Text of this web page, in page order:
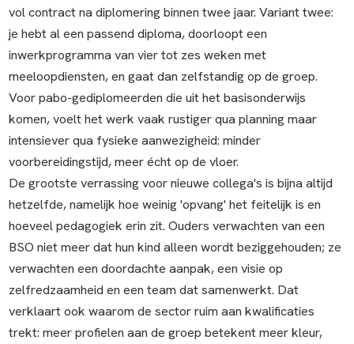
vol contract na diplomering binnen twee jaar. Variant twee:
je hebt al een passend diploma, doorloopt een
inwerkprogramma van vier tot zes weken met
meeloopdiensten, en gaat dan zelfstandig op de groep.
Voor pabo-gediplomeerden die uit het basisonderwijs
komen, voelt het werk vaak rustiger qua planning maar
intensiever qua fysieke aanwezigheid: minder
voorbereidingstijd, meer écht op de vloer.
De grootste verrassing voor nieuwe collega's is bijna altijd
hetzelfde, namelijk hoe weinig 'opvang' het feitelijk is en
hoeveel pedagogiek erin zit. Ouders verwachten van een
BSO niet meer dat hun kind alleen wordt beziggehouden; ze
verwachten een doordachte aanpak, een visie op
zelfredzaamheid en een team dat samenwerkt. Dat
verklaart ook waarom de sector ruim aan kwalificaties
trekt: meer profielen aan de groep betekent meer kleur,